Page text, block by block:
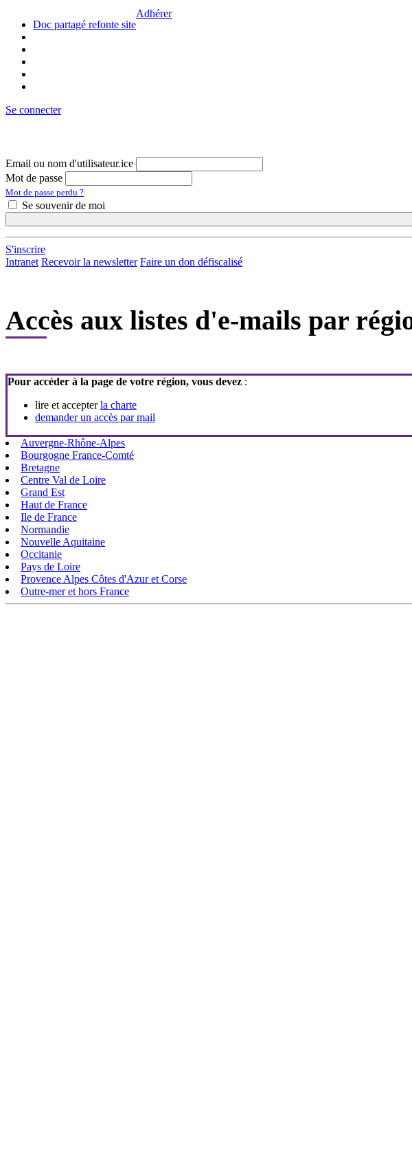
Doc partagé refonte site
Adhérer
Se connecter
Email ou nom d'utilisateur.ice
Mot de passe
Mot de passe perdu ?
Se souvenir de moi
S'inscrire
Intranet Recevoir la newsletter Faire un don défiscalisé
Accès aux listes d'e-mails par
Pour accéder à la page de votre région, vous devez :
lire et accepterla charte
demander un accès par mail
Auvergne-Rhône-Alpes
Bourgogne France-Comté
Bretagne
Centre Val de Loire
Grand Est
Haut de France
Ile de France
Normandie
Nouvelle Aquitaine
Occitanie
Pays de Loire
Provence Alpes Côtes d'Azur et Corse
Outre-mer et hors France